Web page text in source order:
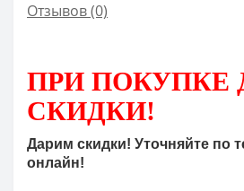
Отзывов (0)
ПРИ ПОКУПКЕ
СКИДКИ!
Дарим скидки! Уточняйте по
онлайн!